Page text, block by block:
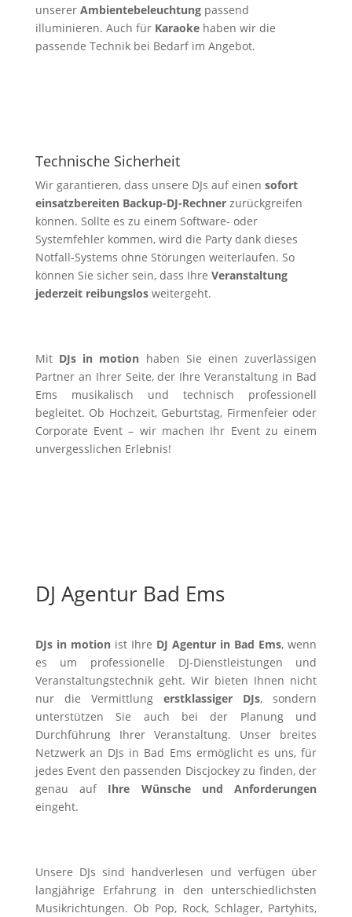
unserer Ambientebeleuchtungpassend
illuminieren. Auch für Karaokehaben wir die
passende Technik bei Bedarf im Angebot.
Technische Sicherheit
Wir garantieren, dass unsere DJs auf einen sofort
einsatzbereiten Backup-DJ-Rechnerzurückgreifen
können. Sollte es zu einem Software- oder
Systemfehler kommen, wird die Party dank dieses
Notfall-Systems ohne Störungen weiterlaufen. So
können Sie sicher sein, dass Ihre Veranstaltung
jederzeit reibungslosweitergeht.
Mit DJs in motion haben Sie einen zuverlässigen
Partner an Ihrer Seite, der Ihre Veranstaltung in Bad
Ems musikalisch und technisch professionell
begleitet. Ob Hochzeit, Geburtstag, Firmenfeier oder
Corporate Event – wir machen Ihr Event zu einem
unvergesslichen Erlebnis!
DJ Agentur Bad Ems
DJs in motionist Ihre DJ Agentur in Bad Ems, wenn
es um professionelle DJ-Dienstleistungen und
Veranstaltungstechnik geht. Wir bieten Ihnen nicht
nur die Vermittlungerstklassiger DJs, sondern
unterstützen Sie auch bei der Planung und
Durchführung Ihrer Veranstaltung. Unser breites
Netzwerk an DJs in Bad Ems ermöglicht es uns, für
jedes Event den passenden Discjockey zu finden, der
genau auf Ihre Wünsche und Anforderungen
eingeht.
Unsere DJs sind handverlesen und verfügen über
langjährige Erfahrung in den unterschiedlichsten
Musikrichtungen. Ob Pop, Rock, Schlager, Partyhits,